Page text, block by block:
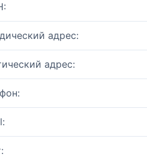
адрес:
адрес: